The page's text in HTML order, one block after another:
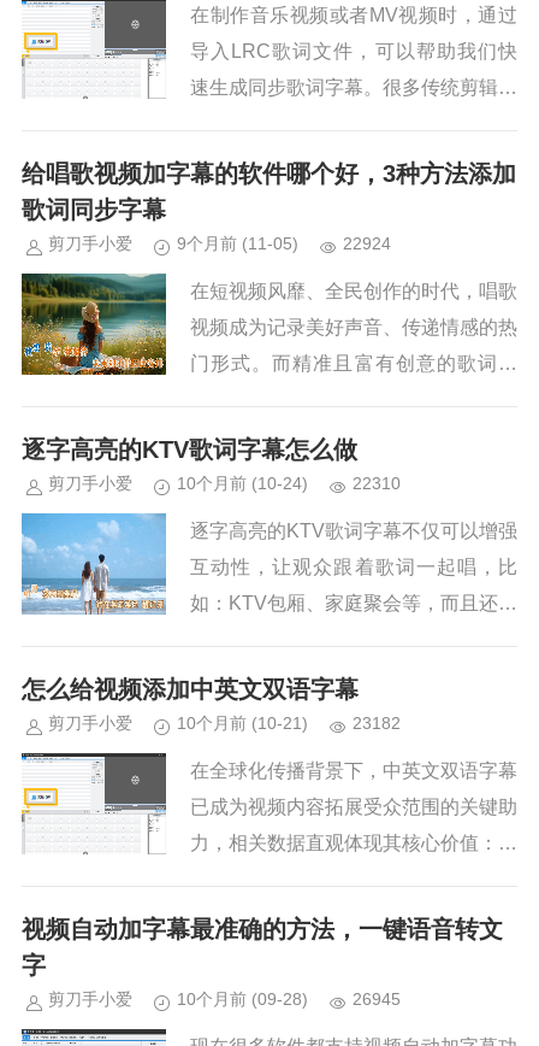
在制作音乐视频或者MV视频时，通过
导入LRC歌词文件，可以帮助我们快
速生成同步歌词字幕。很多传统剪辑软
助一些转换工具转成SRT格式才支
给唱歌视频加字幕的软件哪个好，3种方法添加
歌词同步字幕
剪刀手小爱 9个月前 (11-05) 22924
在短视频风靡、全民创作的时代，唱歌
视频成为记录美好声音、传递情感的热
门形式。而精准且富有创意的歌词字
能为视频增添氛围感与视觉吸引力。但
面对市面上琳琅满目的剪辑软件，许...
逐字高亮的KTV歌词字幕怎么做
剪刀手小爱 10个月前 (10-24) 22310
逐字高亮的KTV歌词字幕不仅可以增强
互动性，让观众跟着歌词一起唱，比
如：KTV包厢、家庭聚会等，而且还能
演唱会视频或专业音乐教学水平中，能
提升整体的品质。此外逐字高亮...
怎么给视频添加中英文双语字幕
剪刀手小爱 10个月前 (10-21) 23182
在全球化传播背景下，中英文双语字幕
已成为视频内容拓展受众范围的关键助
力，相关数据直观体现其核心价值：受
计，添加双语字幕的视频，其国际观众
视频自动加字幕最准确的方法，一键语音转文
字
剪刀手小爱 10个月前 (09-28) 26945